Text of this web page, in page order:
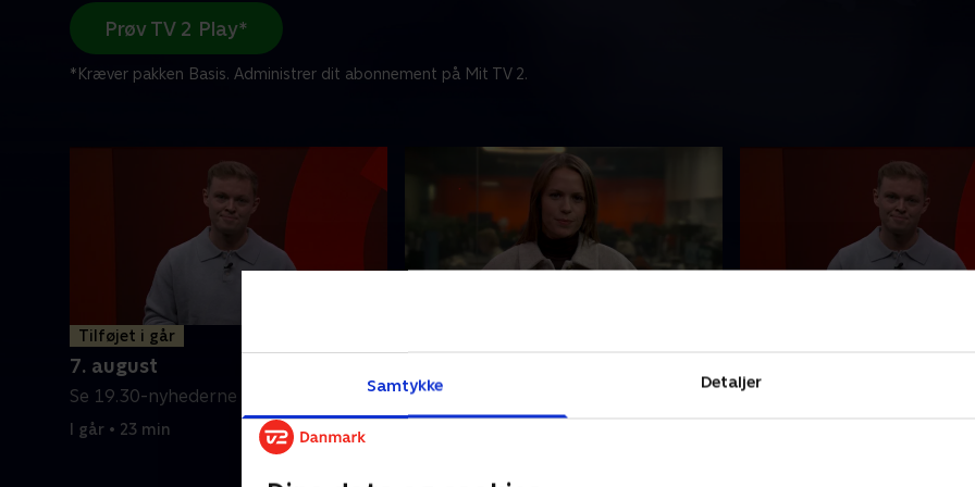
Samtykke Detaljer
Prøv TV 2 Play*
*Kræver pakken Basis. Administrer dit abonnement på Mit TV 2.
Tilføjet i går
7. august
Se 19.30-nyhederne fra TV 2 Fyn.
I går • 23 min
Se 19.30-nyhederne fra TV 2 Fyn. Se 19.30-nyhederne fra TV 2